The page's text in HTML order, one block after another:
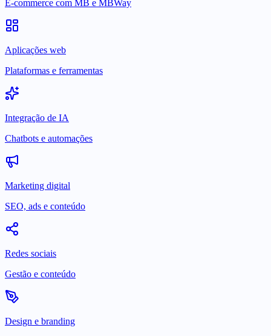
E-commerce com MB e MBWay
Aplicações web
Plataformas e ferramentas
Integração de IA
Chatbots e automações
Marketing digital
SEO, ads e conteúdo
Redes sociais
Gestão e conteúdo
Design e branding